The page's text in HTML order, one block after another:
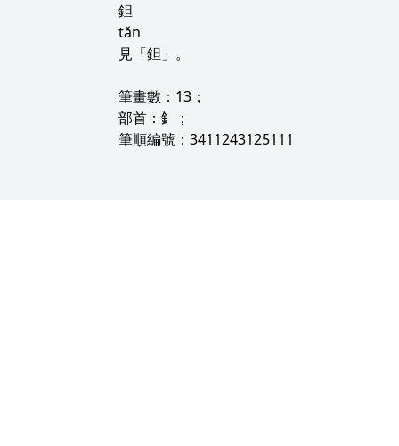
鉭
tǎn
見「鉭」。
筆畫數：13；
部首：釒；
筆順編號：3411243125111